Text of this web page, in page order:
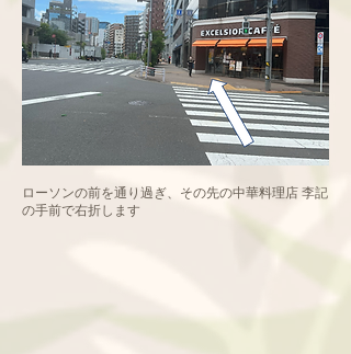
ローソンの前を通り過ぎ、その先の中華料理店 李記
の手前で右折します